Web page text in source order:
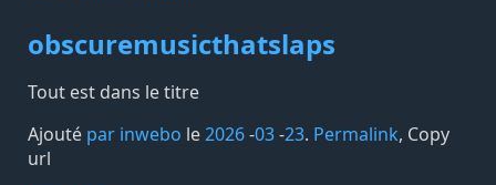
obscuremusicthatslaps
Tout est dans le titre
Ajouté par inwebo le2026-03-23. Permalink, Copy
url